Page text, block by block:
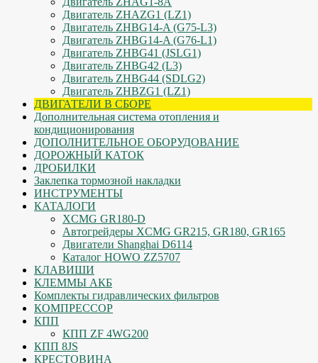
Двигатель ZHAZG1 (LZ1)
Двигатель ZHBG14-A (G75-L3)
Двигатель ZHBG14-A (G76-L1)
Двигатель ZHBG41 (JSLG1)
Двигатель ZHBG42 (L3)
Двигатель ZHBG44 (SDLG2)
Двигатель ZHBZG1 (LZ1)
ДВИГАТЕЛИ В СБОРЕ
Дополнительная система отопления и
кондиционирования
ДОПОЛНИТЕЛЬНОЕ ОБОРУДОВАНИЕ
ДОРОЖНЫЙ КАТОК
ДРОБИЛКИ
Заклепка тормозной накладки
ИНСТРУМЕНТЫ
КАТАЛОГИ
XCMG GR180-D
Автогрейдеры XCMG GR215, GR180, GR165
Двигатели Shanghai D6114
Каталог HOWO ZZ5707
КЛАВИШИ
КЛЕММЫ АКБ
Комплекты гидравлических фильтров
КОМПРЕССОР
КПП
КПП ZF 4WG200
КПП 8JS
КРЕСТОВИНА